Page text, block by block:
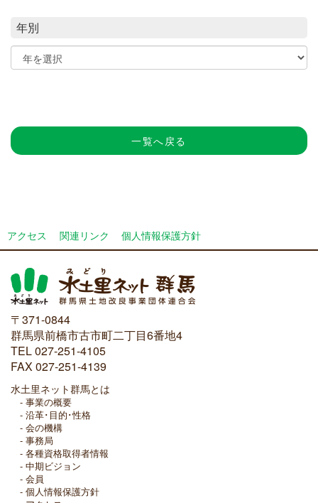
年別
一覧へ戻る
アクセス 関連リンク 個人情報保護方針
〒371-0844
群馬県前橋市古市町二丁目6番地4
TEL 027-251-4105
FAX 027-251-4139
水土里ネット群馬とは
事業の概要
沿革･目的･性格
会の機構
事務局
各種資格取得者情報
中期ビジョン
会員
個人情報保護方針